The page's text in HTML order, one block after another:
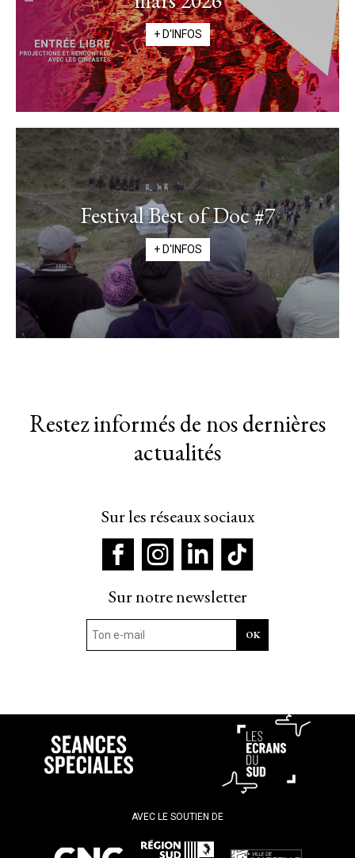
+ D'INFOS
Festival Best of Doc #7
+ D'INFOS
Restez informés de nos dernières
actualités
Sur les réseaux sociaux
Sur notre newsletter
AVEC LE SOUTIEN DE